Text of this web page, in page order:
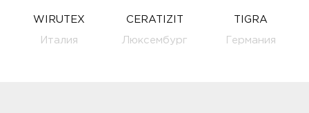
WIRUTEX
Италия
CERATIZIT
Люксембург
TIGRA
Германия